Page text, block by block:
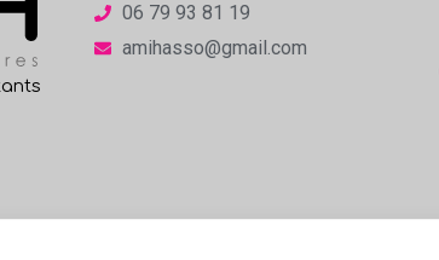
06 79 93 81 19
amihasso@gmail.com